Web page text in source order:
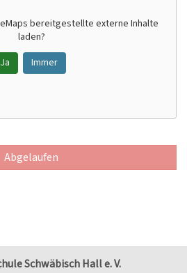
bereitgestellte externe Inhalte
laden?
Ja
Immer
Abgelaufen
Schwäbisch Hall e. V.